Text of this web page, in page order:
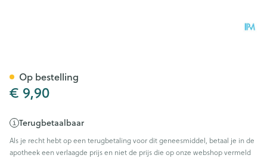
€ 9,90
Terugbetaalbaar
Als je recht hebt op een terugbetaling voor dit geneesmiddel, betaal je in de
apotheek een verlaagde prijs en niet de prijs die op onze webshop vermeld
Op bestelling